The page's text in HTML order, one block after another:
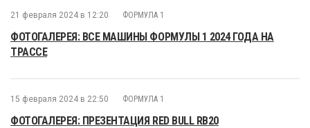
21 февраля 2024 в 12:20 ФОРМУЛА 1
ФОТОГАЛЕРЕЯ: ВСЕ МАШИНЫ ФОРМУЛЫ 1 2024 ГОДА НА
ТРАССЕ
15 февраля 2024 в 22:50 ФОРМУЛА 1
ФОТОГАЛЕРЕЯ: ПРЕЗЕНТАЦИЯ RED BULL RB20